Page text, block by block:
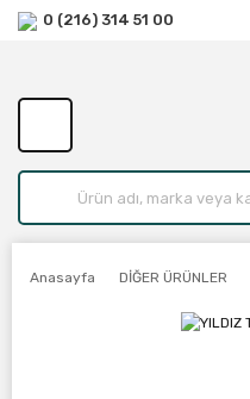
0 (216) 314 51 00
Anasayfa DİĞER ÜRÜNLER